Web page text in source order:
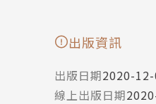
出版資訊
出版日期2020-12-
線上出版日期